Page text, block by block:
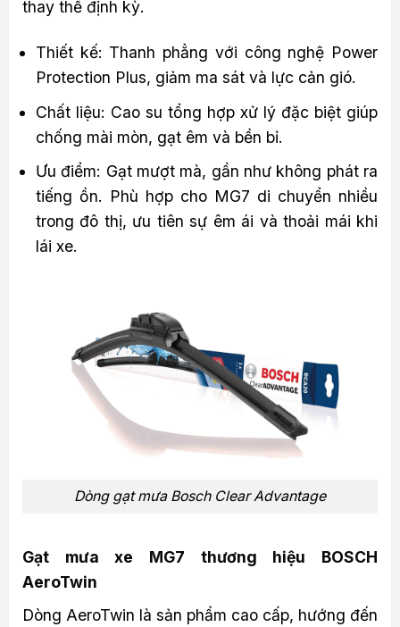
thay thế định kỳ.
Thiết kế: Thanh phẳng với công nghệ Power
Protection Plus, giảm ma sát và lực cản gió.
Chất liệu: Cao su tổng hợp xử lý đặc biệt giúp
chống mài mòn, gạt êm và bền bỉ.
Ưu điểm: Gạt mượt mà, gần như không phát ra
tiếng ồn. Phù hợp cho MG7 di chuyển nhiều
trong đô thị, ưu tiên sự êm ái và thoải mái khi
lái xe.
Dòng gạt mưa Bosch Clear Advantage
Gạt mưa xe MG7 thương hiệu BOSCH
AeroTwin
Dòng AeroTwin là sản phẩm cao cấp, hướng đến